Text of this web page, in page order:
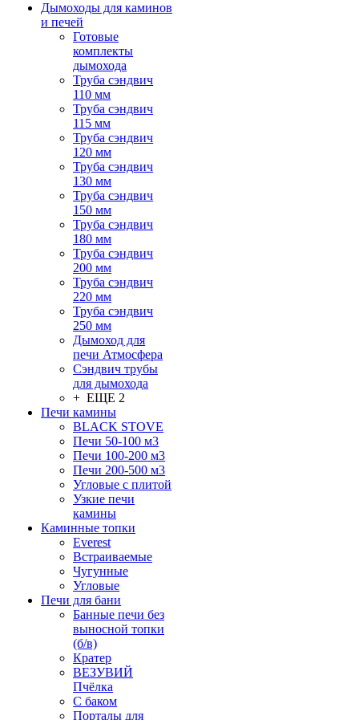
Дымоходы для каминов
и печей
Готовые
комплекты
дымохода
Труба сэндвич
110 мм
Труба сэндвич
115 мм
Труба сэндвич
120 мм
Труба сэндвич
130 мм
Труба сэндвич
150 мм
Труба сэндвич
180 мм
Труба сэндвич
200 мм
Труба сэндвич
220 мм
Труба сэндвич
250 мм
Дымоход для
печи Атмосфера
Сэндвич трубы
для дымохода
+ ЕЩЕ 2
Печи камины
BLACK STOVE
Печи 50-100 м3
Печи 100-200 м3
Печи 200-500 м3
Угловые с плитой
Узкие печи
камины
Каминные топки
Everest
Встраиваемые
Чугунные
Угловые
Печи для бани
Банные печи без
выносной топки
(б/в)
Кратер
ВЕЗУВИЙ
Пчёлка
С баком
Порталы для